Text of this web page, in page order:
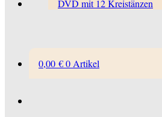
DVD mit 12 Kreistänzen
0,00 €0 Artikel